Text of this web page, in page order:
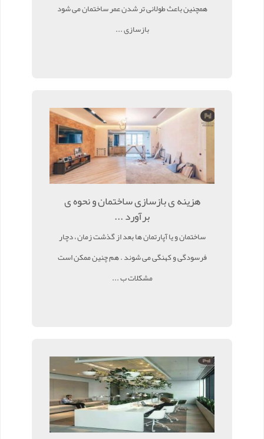
همچنین باعث طولانی تر شدن عمر ساختمان می شود
بازسازی ...
هزینه ی بازسازی ساختمان و نحوه ی
برآورد ...
ساختمان و یا آپارتمان ها بعد از گذشت زمان ، دچار
فرسودگی و کهنگی می شوند . هم چنین ممکن است
مشکلات ب ...